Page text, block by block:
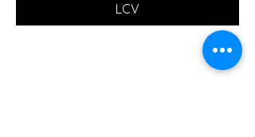
LCV